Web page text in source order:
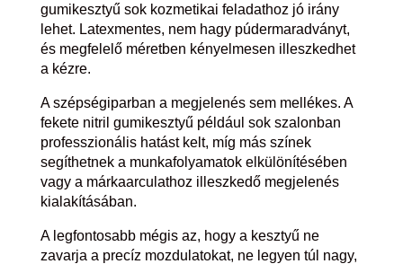
gumikesztyű sok kozmetikai feladathoz jó irány
lehet. Latexmentes, nem hagy púdermaradványt,
és megfelelő méretben kényelmesen illeszkedhet
a kézre.
A szépségiparban a megjelenés sem mellékes. A
fekete nitril gumikesztyű például sok szalonban
professzionális hatást kelt, míg más színek
segíthetnek a munkafolyamatok elkülönítésében
vagy a márkaarculathoz illeszkedő megjelenés
kialakításában.
A legfontosabb mégis az, hogy a kesztyű ne
zavarja a precíz mozdulatokat, ne legyen túl nagy,